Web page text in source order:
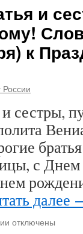
И
ИВАН
ВАСИЛЬЕВИЧ
и
к
России
сестры,
с Днем
далее
котключены